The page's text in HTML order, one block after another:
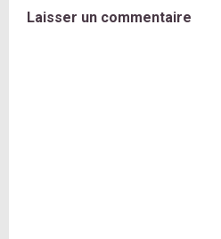
Laisser un commentaire